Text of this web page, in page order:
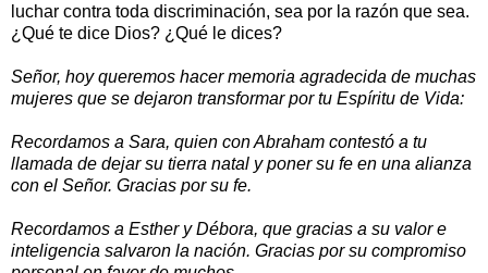
luchar contra toda discriminación, sea por la razón que sea.
¿Qué te dice Dios? ¿Qué le dices?
Señor, hoy queremos hacer memoria agradecida de muchas
mujeres que se dejaron transformar por tu Espíritu de Vida:
Recordamos a Sara, quien con Abraham contestó a tu
llamada de dejar su tierra natal y poner su fe en una alianza
con el Señor. Gracias por su fe.
Recordamos a Esther y Débora, que gracias a su valor e
inteligencia salvaron la nación. Gracias por su compromiso